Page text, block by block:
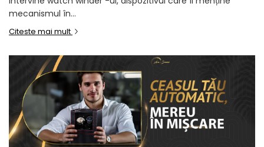
mecanismul în...
Citeste mai mult